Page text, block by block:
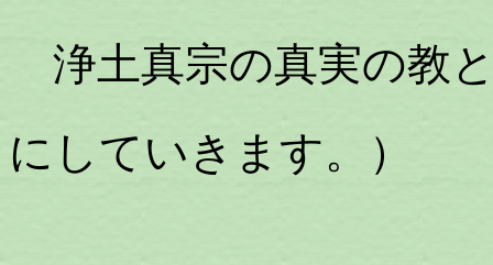
浄土真宗の真実の教
にしていきます。）